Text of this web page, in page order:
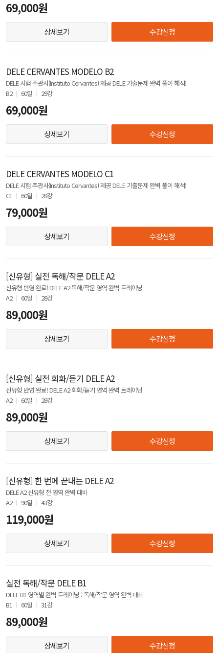
69,000원
상세보기 수강신청
DELE CERVANTES MODELO B2
DELE 시험 주관사(Instituto Cervantes) 제공 DELE 기출문제 완벽 풀이 해석!
B2 │ 60일 │ 29강
69,000원
상세보기 수강신청
DELE CERVANTES MODELO C1
DELE 시험 주관사(Instituto Cervantes) 제공 DELE 기출문제 완벽 풀이 해석!
C1 │ 60일 │ 28강
79,000원
상세보기 수강신청
[신유형] 실전 독해/작문 DELE A2
신유형 반영 완료! DELE A2 독해/작문 영역 완벽 트레이닝
A2 │ 60일 │ 28강
89,000원
상세보기 수강신청
[신유형] 실전 회화/듣기 DELE A2
신유형 반영 완료! DELE A2 회화/듣기 영역 완벽 트레이닝
A2 │ 60일 │ 28강
89,000원
상세보기 수강신청
[신유형] 한 번에 끝내는 DELE A2
DELE A2 신유형 전 영역 완벽 대비
A2 │ 90일 │ 43강
119,000원
상세보기 수강신청
실전 독해/작문 DELE B1
DELE B1 영역별 완벽 트레이닝 : 독해/작문 영역 완벽 대비
B1 │ 60일 │ 31강
89,000원
상세보기 수강신청